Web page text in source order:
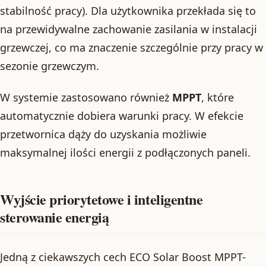
stabilność pracy). Dla użytkownika przekłada się to
na przewidywalne zachowanie zasilania w instalacji
grzewczej, co ma znaczenie szczególnie przy pracy w
sezonie grzewczym.
W systemie zastosowano również MPPT, które
automatycznie dobiera warunki pracy. W efekcie
przetwornica dąży do uzyskania możliwie
maksymalnej ilości energii z podłączonych paneli.
Wyjście priorytetowe i inteligentne
sterowanie energią
Jedną z ciekawszych cech ECO Solar Boost MPPT-